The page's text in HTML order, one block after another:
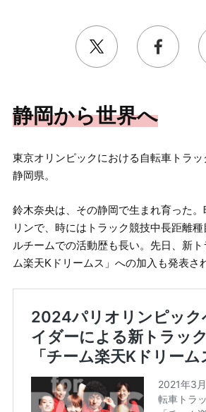
静岡から世界へ
東京オリンピックにおける自転車トラ
静岡県。
鈴木奈央は、その静岡で生まれ育った
リンで、時にはトラック競技中長距離
ルチームでの活動歴も長い。先日、新
ム楽天Kドリームス」への加入も発表さ